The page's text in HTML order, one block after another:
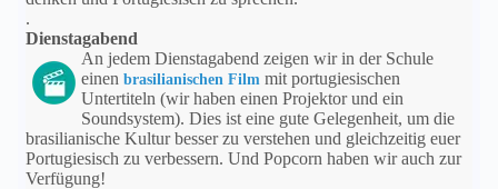
.
Dienstagabend
An jedem Dienstagabend zeigen wir in der Schule
einenbrasilianischen Film mit portugiesischen
Untertiteln (wir haben einen Projektor und ein
Soundsystem). Dies ist eine gute Gelegenheit, um die
brasilianische Kultur besser zu verstehen und gleichzeitig euer
Portugiesisch zu verbessern. Und Popcorn haben wir auch zur
Verfügung!